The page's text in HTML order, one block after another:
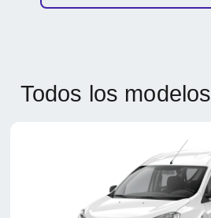
Todos los modelos